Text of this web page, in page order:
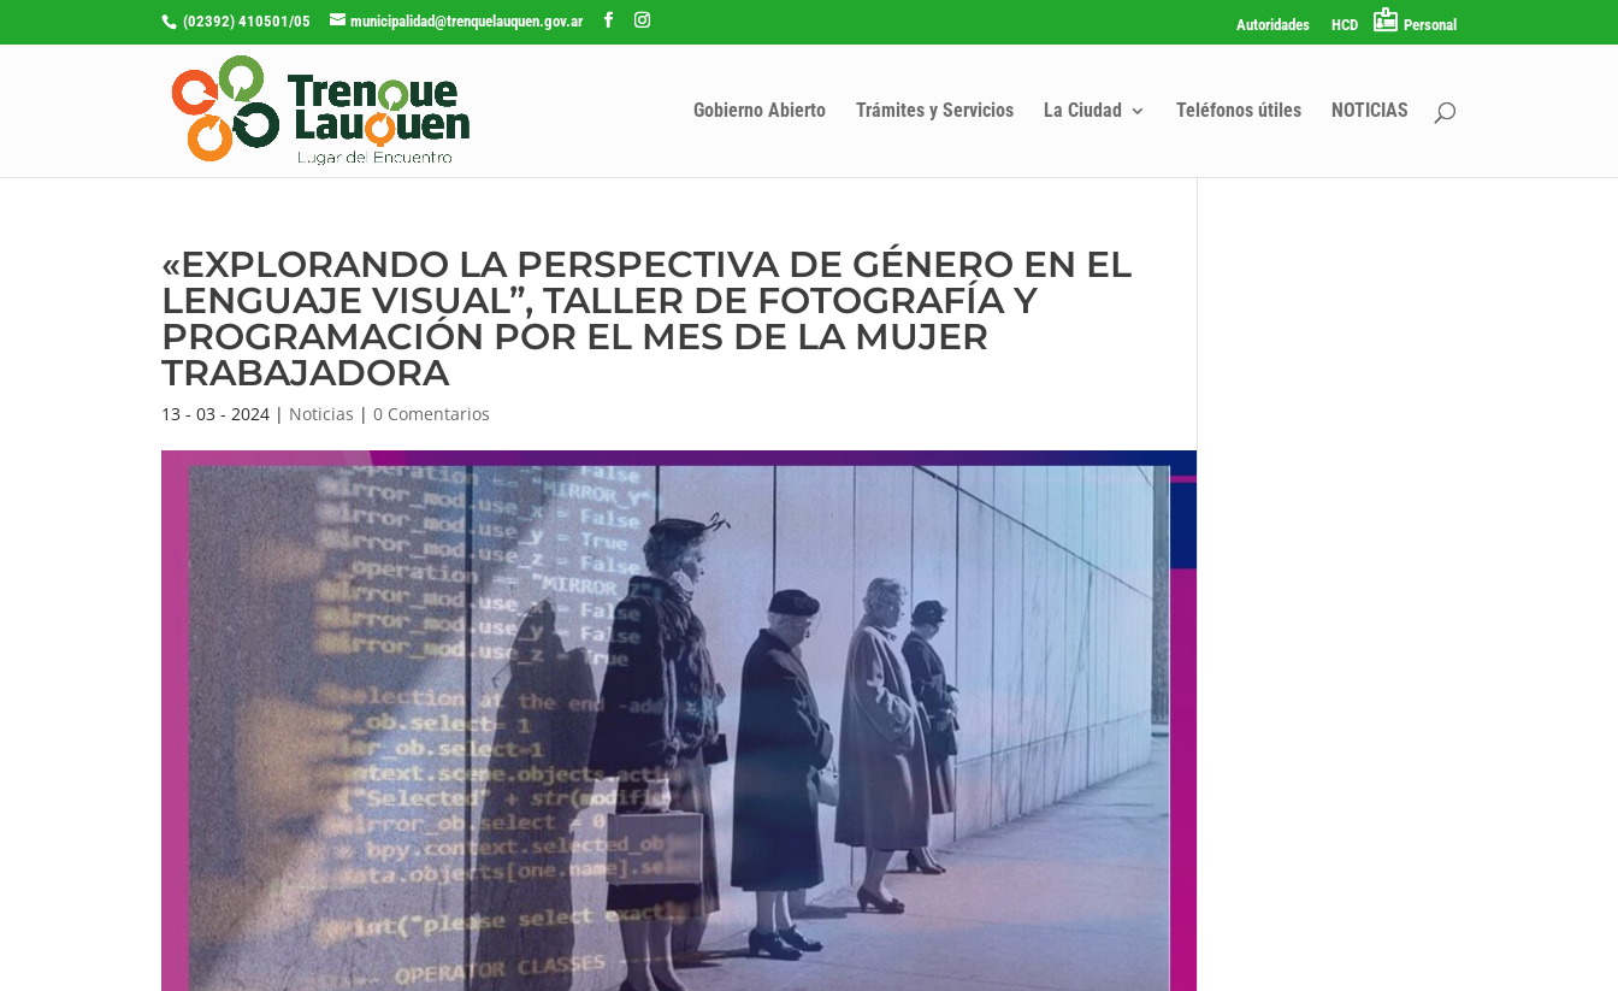
(02392) 410501/05 municipalidad@trenquelauquen.gov.ar Autoridades HCD Personal
Gobierno Abierto Trámites y Servicios La Ciudad Teléfonos útiles NOTICIAS
«EXPLORANDO LA PERSPECTIVA DE GÉNERO EN EL
LENGUAJE VISUAL”, TALLER DE FOTOGRAFÍA Y
PROGRAMACIÓN POR EL MES DE LA MUJER
TRABAJADORA
13 - 03 - 2024 | Noticias |0 Comentarios